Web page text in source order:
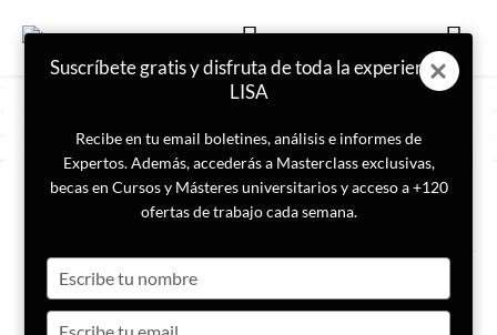
ETIQUETA
Tuberculosis
La IA revoluciona el
diagnóstico de la tuberculosis
Suscríbete gratis y disfruta de toda la experiencia
LISA
Recibe en tu email boletines, análisis e informes de
Expertos. Además, accederás a Masterclass exclusivas,
becas en Cursos y Másteres universitarios y acceso a +120
ofertas de trabajo cada semana.
your
name